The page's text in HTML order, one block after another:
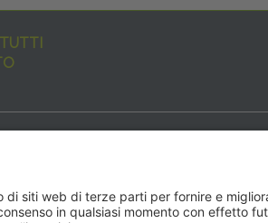
formative
dell’evento ideale